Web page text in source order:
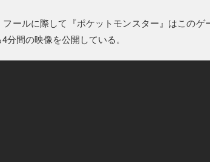
フールに際して『ポケットモンスター』はこのゲ
分間の映像を公開している。